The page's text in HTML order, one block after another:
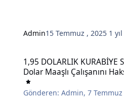
Admin15 Temmuz , 2025 1 yıl
1,95 DOLARLIK KURABİYE
Dolar Maaşlı Çalışanını
Gönderen:Admin,7 Temmuz